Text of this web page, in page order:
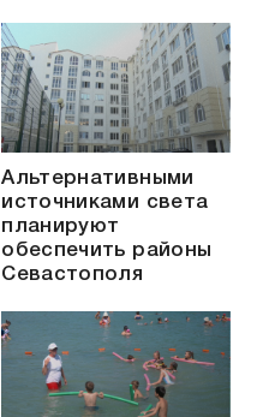
Альтернативными
источниками света
планируют
обеспечить районы
Севастополя